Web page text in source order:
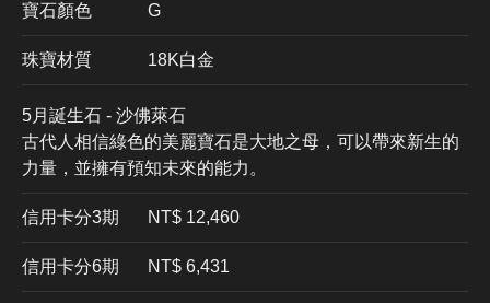
寶石顏色 G
珠寶材質 18K白金
5月誕生石 - 沙佛萊石
古代人相信綠色的美麗寶石是大地之母，可以帶來新生的
力量，並擁有預知未來的能力。
信用卡分3期 ​NT$ 12,460
信用卡分6期 NT$ 6,431